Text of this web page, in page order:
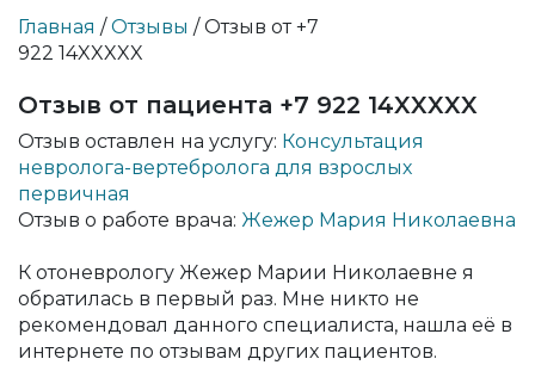
Главная / Отзывы / Отзыв от +7
922 14XXXXX
Отзыв от пациента +7 922 14XXXXX
Отзыв оставлен на услугу: Консультация
невролога-вертебролога для взрослых
первичная
Отзыв о работе врача: Жежер Мария Николаевна
К отоневрологу Жежер Марии Николаевне я
обратилась в первый раз. Мне никто не
рекомендовал данного специалиста, нашла её в
интернете по отзывам других пациентов.